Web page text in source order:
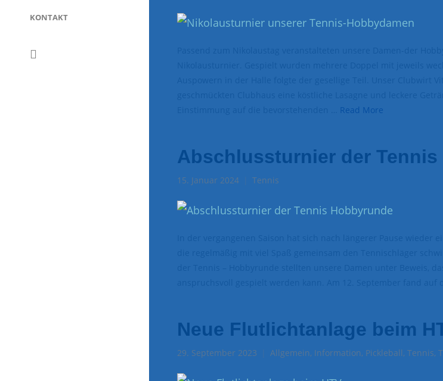
KONTAKT
Read More
Abschlussturnier der
15. Januar 2024 Tennis
Neue Flutlichtanlage beim
29. September 2023 Allgemein, Information, Pickleball, Tennis,